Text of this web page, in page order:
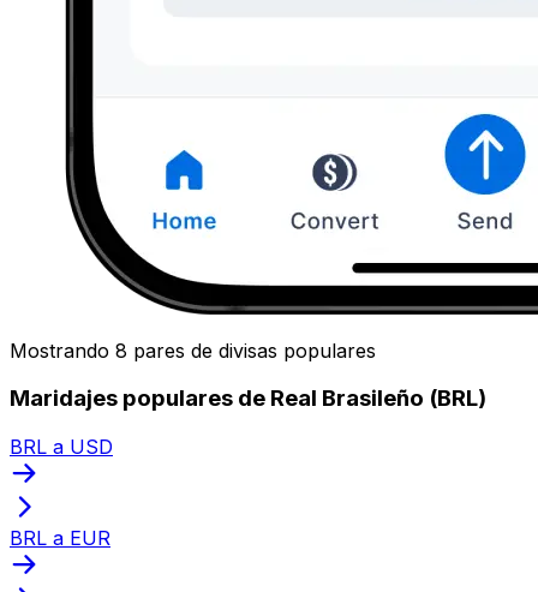
Mostrando 8 pares de divisas populares
Maridajes populares de Real Brasileño (BRL)
BRL a USD
BRL a EUR